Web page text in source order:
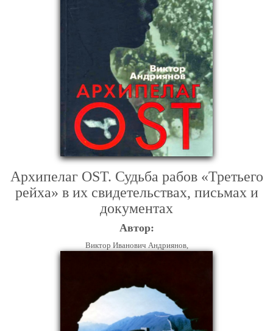
Архипелаг OST. Судьба рабов «Третьего
рейха» в их свидетельствах, письмах и
документах
Автор:
Виктор Иванович Андриянов,